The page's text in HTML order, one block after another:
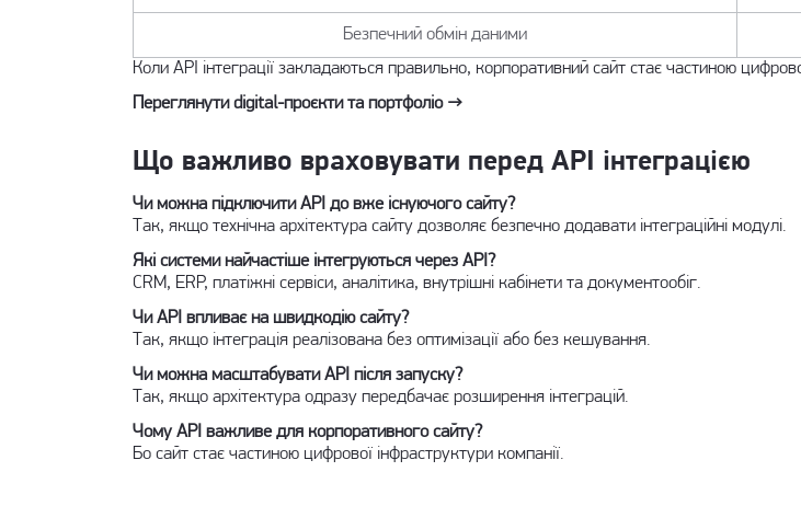
Безпечний обмін даними
Коли API інтеграції закладаються правильно, корпоративний сайт стає частиною
Переглянути digital-проєкти та портфоліо →
Що важливо враховувати перед API інтеграцією
Чи можна підключити API до вже існуючого сайту?
Так, якщо технічна архітектура сайту дозволяє безпечно додавати інтеграційні модулі.
Які системи найчастіше інтегруються через API?
CRM, ERP, платіжні сервіси, аналітика, внутрішні кабінети та документообіг.
Чи API впливає на швидкодію сайту?
Так, якщо інтеграція реалізована без оптимізації або без кешування.
Чи можна масштабувати API після запуску?
Так, якщо архітектура одразу передбачає розширення інтеграцій.
Чому API важливе для корпоративного сайту?
Бо сайт стає частиною цифрової інфраструктури компанії.